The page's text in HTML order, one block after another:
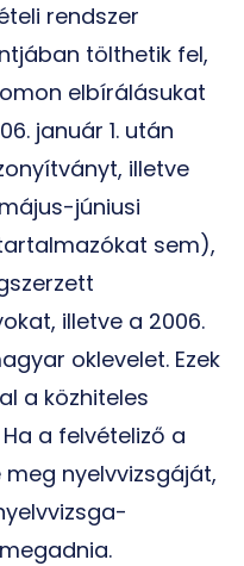
rendszer
tölthetik fel,
elbírálásukat
január 1. után
illetve
júniusi
sem),
illetve a 2006.
oklevelet. Ezek
a közhiteles
a felvételiző a
nyelvvizsgáját,